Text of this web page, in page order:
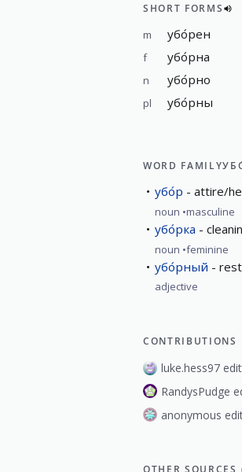
SHORT FORMS
m убо́рен
f убо́рна
n убо́рно
pl убо́рны
WORD FAMILY
убо́р attire/
noun masculine
убо́рка
noun feminine
убо́рный
adjective
CONTRIBUTIONS
luke.hess97
RandysPudge
anonymous
OTHER